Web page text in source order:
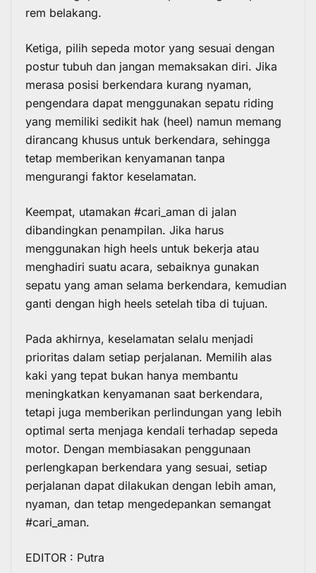
rem belakang.
Ketiga, pilih sepeda motor yang sesuai dengan
postur tubuh dan jangan memaksakan diri. Jika
merasa posisi berkendara kurang nyaman,
pengendara dapat menggunakan sepatu riding
yang memiliki sedikit hak (heel) namun memang
dirancang khusus untuk berkendara, sehingga
tetap memberikan kenyamanan tanpa
mengurangi faktor keselamatan.
Keempat, utamakan #cari_aman di jalan
dibandingkan penampilan. Jika harus
menggunakan high heels untuk bekerja atau
menghadiri suatu acara, sebaiknya gunakan
sepatu yang aman selama berkendara, kemudian
ganti dengan high heels setelah tiba di tujuan.
Pada akhirnya, keselamatan selalu menjadi
prioritas dalam setiap perjalanan. Memilih alas
kaki yang tepat bukan hanya membantu
meningkatkan kenyamanan saat berkendara,
tetapi juga memberikan perlindungan yang lebih
optimal serta menjaga kendali terhadap sepeda
motor. Dengan membiasakan penggunaan
perlengkapan berkendara yang sesuai, setiap
perjalanan dapat dilakukan dengan lebih aman,
nyaman, dan tetap mengedepankan semangat
#cari_aman.
EDITOR : Putra